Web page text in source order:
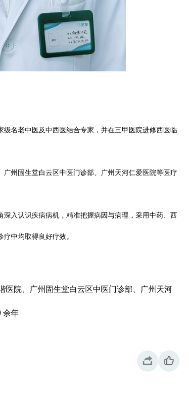
名老中医及中西医结合专家，并在三甲医院进修西医临
州固生堂白云区中医门诊部、广州天河仁爱医院等医疗
入认识疾病病机，精准把握病因与病理，采用中药、西
中均取得良好疗效。
医院、广州固生堂白云区中医门诊部、广州天河
余年